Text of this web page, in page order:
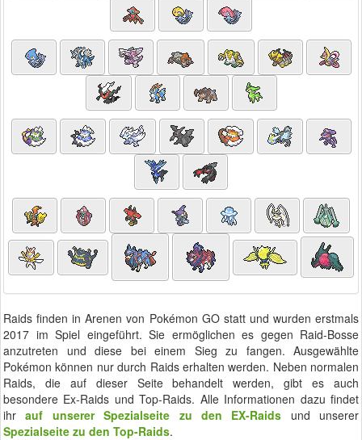
Raids finden in Arenen von Pokémon GO statt und wurden erstmals
2017 im Spiel eingeführt. Sie ermöglichen es gegen Raid-Bosse
anzutreten und diese bei einem Sieg zu fangen. Ausgewählte
Pokémon können nur durch Raids erhalten werden. Neben normalen
Raids, die auf dieser Seite behandelt werden, gibt es auch
besondere Ex-Raids und Top-Raids. Alle Informationen dazu findet
ihrauf unserer Spezialseite zu den EX-Raids und unserer
Spezialseite zu den Top-Raids.